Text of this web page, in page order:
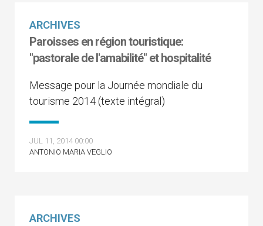
ARCHIVES
Paroisses en région touristique:
"pastorale de l'amabilité" et hospitalité
Message pour la Journée mondiale du
tourisme 2014 (texte intégral)
JUL 11, 2014 00:00
ANTONIO MARIA VEGLIO
ARCHIVES